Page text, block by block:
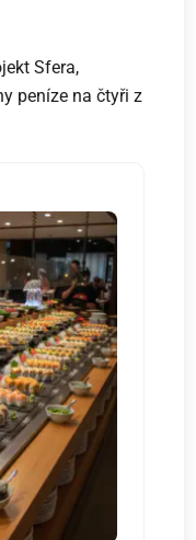
Sfera,
peníze na čtyři z